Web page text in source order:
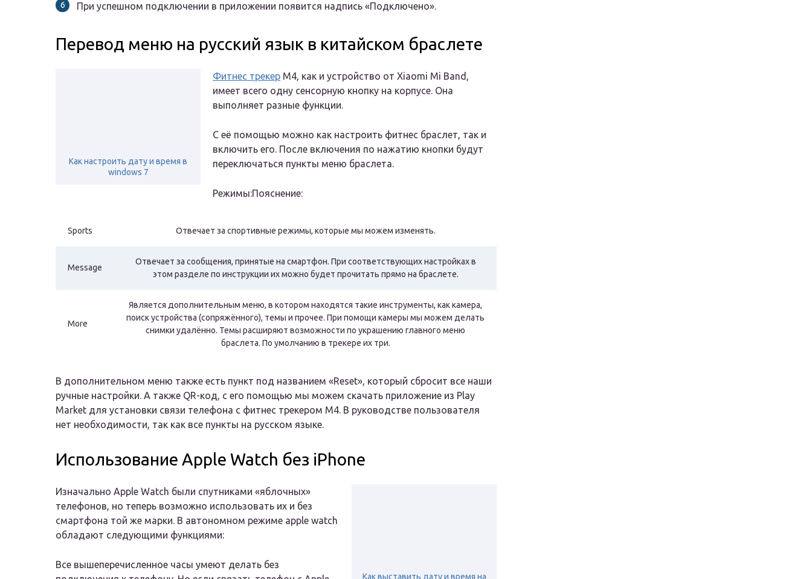
При успешном подключении в приложении появится надпись «Подключено».
Перевод меню на русский язык в китайском браслете
Как настроить дату и время в
windows 7
Фитнес трекер M4, как и устройство от Xiaomi Mi Band,
имеет всего одну сенсорную кнопку на корпусе. Она
выполняет разные функции.
С её помощью можно как настроить фитнес браслет, так и
включить его. После включения по нажатию кнопки будут
переключаться пункты меню браслета.
Режимы:Пояснение:
Sports Отвечает за спортивные режимы, которые мы можем изменять.
Message
Отвечает за сообщения, принятые на смартфон. При соответствующих настройках в
этом разделе по инструкции их можно будет прочитать прямо на браслете.
More
Является дополнительным меню, в котором находятся такие инструменты, как камера,
поиск устройства (сопряжённого), темы и прочее. При помощи камеры мы можем делать
снимки удалённо. Темы расширяют возможности по украшению главного меню
браслета. По умолчанию в трекере их три.
В дополнительном меню также есть пункт под названием «Reset», который сбросит все наши
ручные настройки. А также QR-код, с его помощью мы можем скачать приложение из Play
Market для установки связи телефона с фитнес трекером M4. В руководстве пользователя
нет необходимости, так как все пункты на русском языке.
Использование Apple Watch без iPhone
Как выставить дату и время на
Изначально Apple Watch были спутниками «яблочных»
телефонов, но теперь возможно использовать их и без
смартфона той же марки. В автономном режиме apple watch
обладают следующими функциями:
Все вышеперечисленное часы умеют делать без